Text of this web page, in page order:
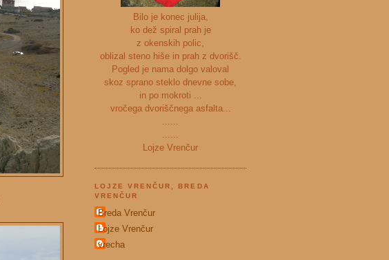
Bilo je konec julija,
ko dež spiral prah je
z okenskih polic,
oblizal steno hiše in prah z dvorišč.
Pogled je nama dolgo valoval
skoz sprano steklo dnevne sobe,
in po mokroti ...
vročega dvoriščnega asfalta...
......
......
Lojze Vrenčur
LOJZE VRENČUR, BREDA
VRENČUR
Breda Vrenčur
Lojze Vrenčur
vrecha